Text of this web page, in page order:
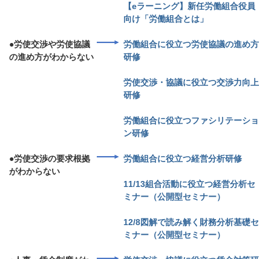
【eラーニング】新任労働組合役員
向け「労働組合とは」
●労使交渉や労使協議
の進め方がわからない
労働組合に役立つ労使協議の進め方
研修
労使交渉・協議に役立つ交渉力向上
研修
労働組合に役立つファシリテーショ
ン研修
●労使交渉の要求根拠
がわからない
労働組合に役立つ経営分析研修
11/13組合活動に役立つ経営分析セ
ミナー（公開型セミナー）
12/8図解で読み解く財務分析基礎セ
ミナー（公開型セミナー）